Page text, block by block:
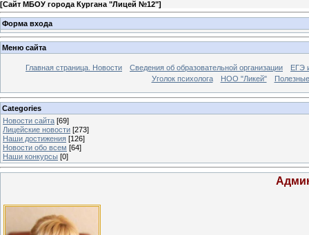
[Сайт МБОУ города Кургана "Лицей №12"]
Форма входа
Меню сайта
Главная страница. Новости Сведения об образовательной организации
ЕГЭ
Уголок психолога
НОО "Ликей"
Categories
Новости сайта [69]
Лицейские новости [273]
Наши достижения [126]
Новости обо всем [64]
Наши конкурсы [0]